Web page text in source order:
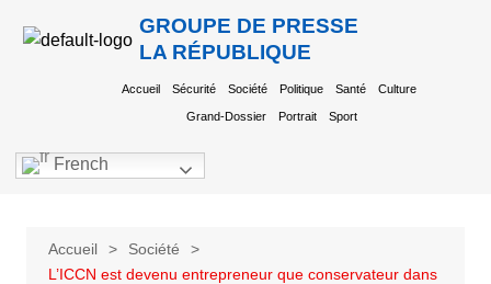
GROUPE DE PRESSE
LA RÉPUBLIQUE
Accueil Sécurité Société Politique Santé Culture
Grand-Dossier Portrait Sport
French
Accueil
Société
L’ICCN est devenu entrepreneur que conservateur dans